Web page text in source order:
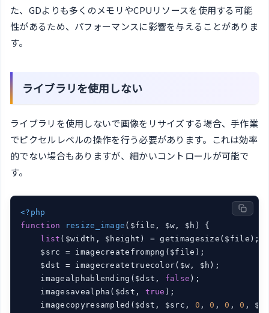
た、GDよりも多くのメモリやCPUリソースを使用する可能
性があるため、パフォーマンスに影響を与えることがありま
す。
ライブラリを使用しない
ライブラリを使用しないで画像をリサイズする場合、手作業
でピクセルレベルの操作を行う必要があります。これは効率
的でない場合もありますが、細かいコントロールが可能で
す。
<?php
function
resize_image ($file, $w, $h)
{
list ($width, $height) = getimagesize($file);
    $src = imagecreatefrompng($file);
    $dst = imagecreatetruecolor($w, $h);
    imagealphablending($dst,
false );
    imagesavealpha($dst,
true );
    imagecopyresampled($dst, $src,
0 , 0 , 0 , 0 ,